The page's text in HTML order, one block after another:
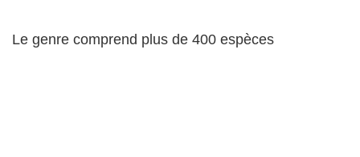
Le genre comprend plus de 400 espèces